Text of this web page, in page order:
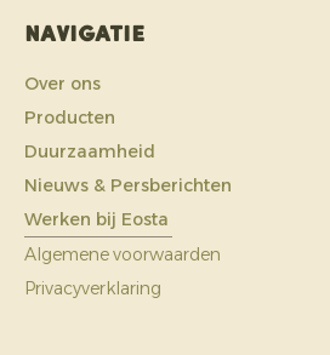
Navigatie
Over ons
Producten
Duurzaamheid
Nieuws & Persberichten
Werken bij Eosta
Algemene voorwaarden
Privacyverklaring